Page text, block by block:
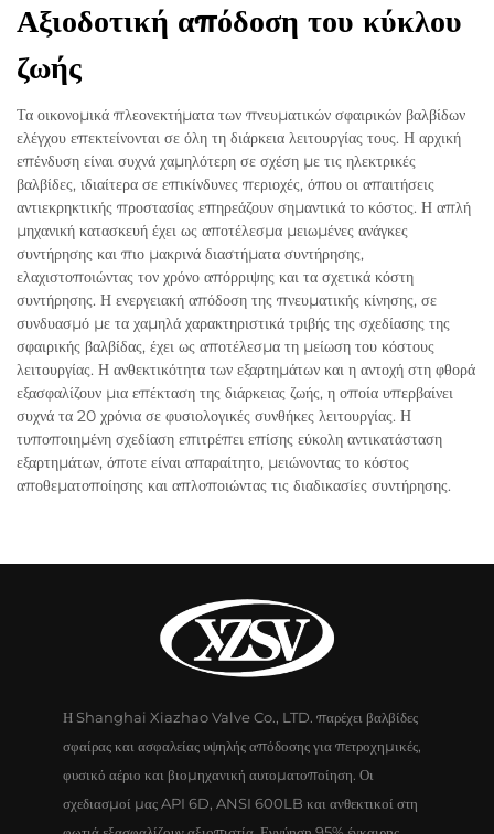
Αξιοδοτική απόδοση του κύκλου
ζωής
Τα οικονομικά πλεονεκτήματα των πνευματικών σφαιρικών βαλβίδων
ελέγχου επεκτείνονται σε όλη τη διάρκεια λειτουργίας τους. Η αρχική
επένδυση είναι συχνά χαμηλότερη σε σχέση με τις ηλεκτρικές
βαλβίδες, ιδιαίτερα σε επικίνδυνες περιοχές, όπου οι απαιτήσεις
αντιεκρηκτικής προστασίας επηρεάζουν σημαντικά το κόστος. Η απλή
μηχανική κατασκευή έχει ως αποτέλεσμα μειωμένες ανάγκες
συντήρησης και πιο μακρινά διαστήματα συντήρησης,
ελαχιστοποιώντας τον χρόνο απόρριψης και τα σχετικά κόστη
συντήρησης. Η ενεργειακή απόδοση της πνευματικής κίνησης, σε
συνδυασμό με τα χαμηλά χαρακτηριστικά τριβής της σχεδίασης της
σφαιρικής βαλβίδας, έχει ως αποτέλεσμα τη μείωση του κόστους
λειτουργίας. Η ανθεκτικότητα των εξαρτημάτων και η αντοχή στη φθορά
εξασφαλίζουν μια επέκταση της διάρκειας ζωής, η οποία υπερβαίνει
συχνά τα 20 χρόνια σε φυσιολογικές συνθήκες λειτουργίας. Η
τυποποιημένη σχεδίαση επιτρέπει επίσης εύκολη αντικατάσταση
εξαρτημάτων, όποτε είναι απαραίτητο, μειώνοντας το κόστος
αποθεματοποίησης και απλοποιώντας τις διαδικασίες συντήρησης.
Η Shanghai Xiazhao Valve Co., LTD. παρέχει βαλβίδες
σφαίρας και ασφαλείας υψηλής απόδοσης για πετροχημικές,
φυσικό αέριο και βιομηχανική αυτοματοποίηση. Οι
σχεδιασμοί μας API 6D, ANSI 600LB και ανθεκτικοί στη